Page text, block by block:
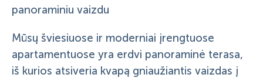
panoraminiu vaizdu
Mūsų šviesiuose ir moderniai įrengtuose
apartamentuose yra erdvi panoraminė terasa,
iš kurios atsiveria kvapą gniaužiantis vaizdas į